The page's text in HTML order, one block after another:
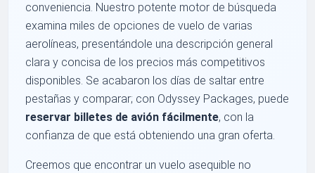
conveniencia. Nuestro potente motor de búsqueda
examina miles de opciones de vuelo de varias
aerolíneas, presentándole una descripción general
clara y concisa de los precios más competitivos
disponibles. Se acabaron los días de saltar entre
pestañas y comparar; con Odyssey Packages, puede
reservar billetes de avión fácilmente, con la
confianza de que está obteniendo una gran oferta.
Creemos que encontrar un vuelo asequible no